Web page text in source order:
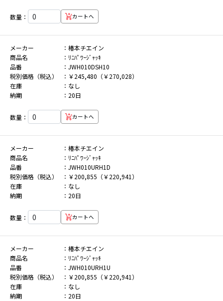
数量： カートへ
メーカー
椿本チエイン
商品名
ﾘﾆﾊﾟﾜｰｼﾞｬｯｷ
品番
JWH010DSH10
税別価格（税込）
￥245,480（￥270,028）
在庫
なし
納期
20日
数量： カートへ
メーカー
椿本チエイン
商品名
ﾘﾆﾊﾟﾜｰｼﾞｬｯｷ
品番
JWH010URH1D
税別価格（税込）
￥200,855（￥220,941）
在庫
なし
納期
20日
数量： カートへ
メーカー
椿本チエイン
商品名
ﾘﾆﾊﾟﾜｰｼﾞｬｯｷ
品番
JWH010URH1U
税別価格（税込）
￥200,855（￥220,941）
在庫
なし
納期
20日